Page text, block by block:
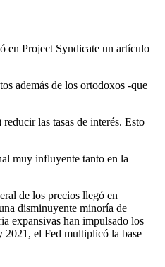
en Project Syndicate un artículo
además de los ortodoxos -que
las tasas de interés. Esto
muy influyente tanto en la
de los precios llegó en
disminuyente minoría de
expansivas han impulsado los
2021, el Fed multiplicó la base